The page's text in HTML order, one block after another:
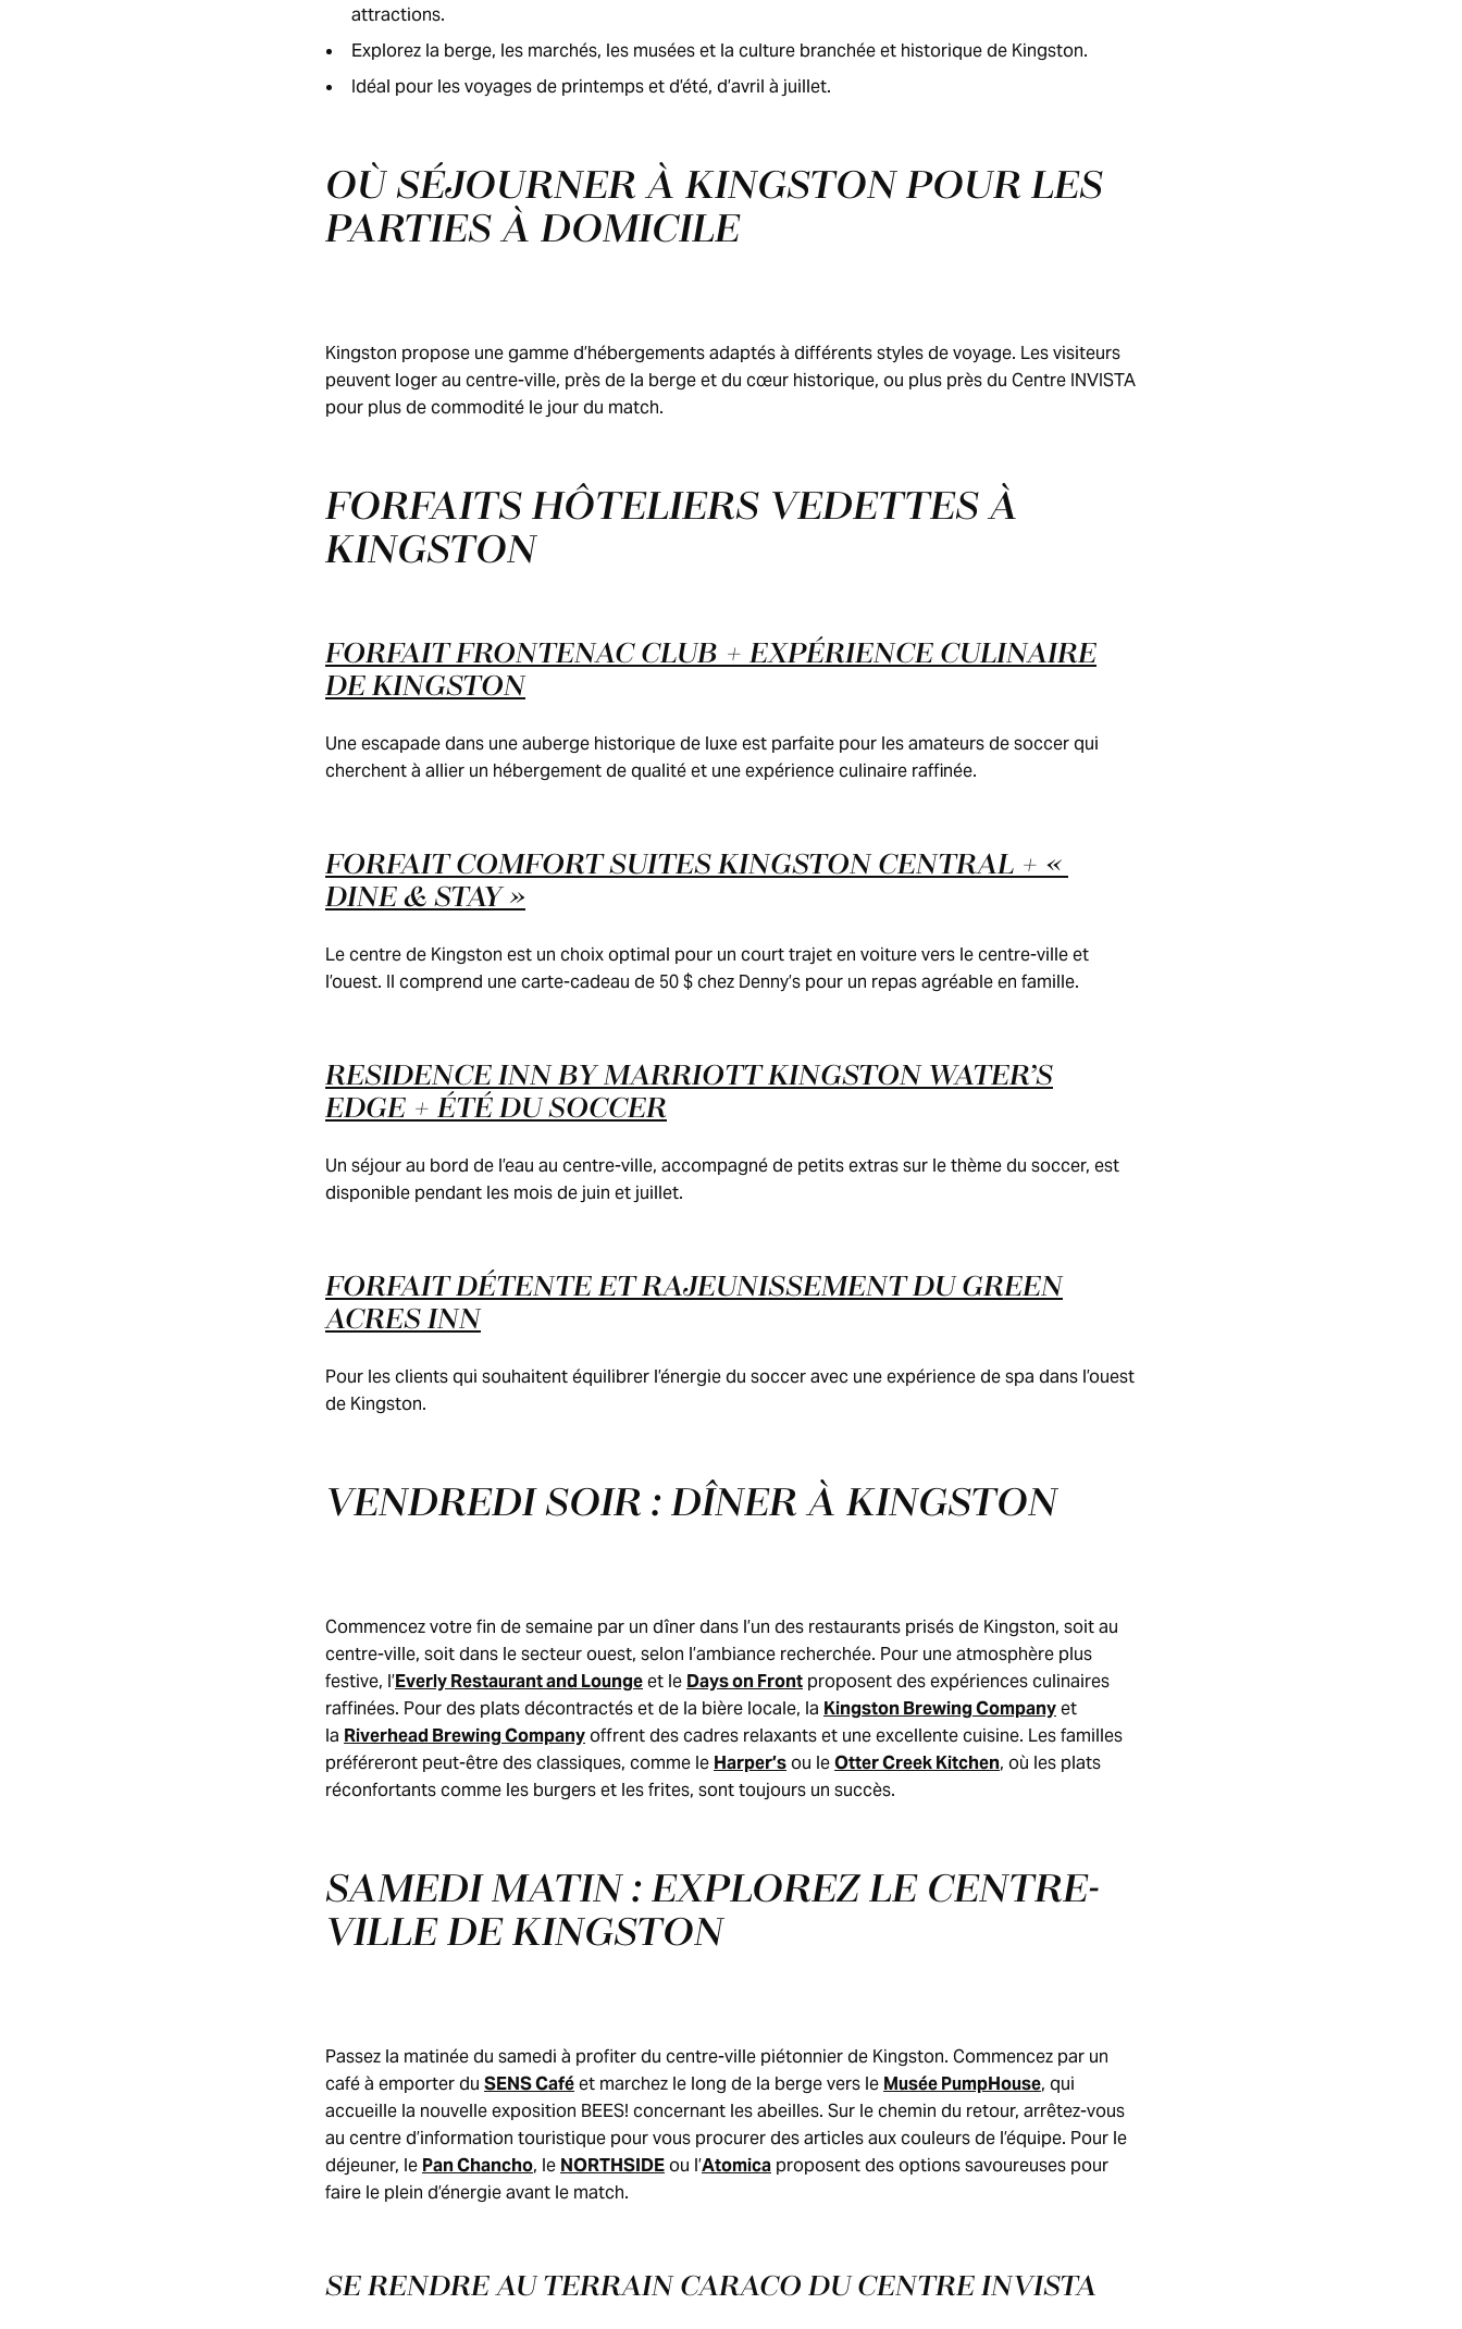
attractions.
Explorez la berge, les marchés, les musées et la culture branchée et historique de Kingston.
Idéal pour les voyages de printemps et d’été, d’avril à juillet.
OÙ SÉJOURNER À KINGSTON POUR LES
PARTIES À DOMICILE
Kingston propose une gamme d’hébergements adaptés à différents styles de voyage. Les visiteurs
peuvent loger au centre-ville, près de la berge et du cœur historique, ou plus près du Centre INVISTA
pour plus de commodité le jour du match.
FORFAITS HÔTELIERS VEDETTES À
KINGSTON
FORFAIT FRONTENAC CLUB + EXPÉRIENCE CULINAIRE
DE KINGSTON
Une escapade dans une auberge historique de luxe est parfaite pour les amateurs de soccer qui
cherchent à allier un hébergement de qualité et une expérience culinaire raffinée.
FORFAIT COMFORT SUITES KINGSTON CENTRAL + «
DINE & STAY »
Le centre de Kingston est un choix optimal pour un court trajet en voiture vers le centre-ville et
l’ouest. Il comprend une carte-cadeau de 50 $ chez Denny’s pour un repas agréable en famille.
RESIDENCE INN BY MARRIOTT KINGSTON WATER’S
EDGE + ÉTÉ DU SOCCER
Un séjour au bord de l’eau au centre-ville, accompagné de petits extras sur le thème du soccer, est
disponible pendant les mois de juin et juillet.
FORFAIT DÉTENTE ET RAJEUNISSEMENT DU GREEN
ACRES INN
Pour les clients qui souhaitent équilibrer l’énergie du soccer avec une expérience de spa dans l’ouest
de Kingston.
VENDREDI SOIR : DÎNER À KINGSTON
Commencez votre fin de semaine par un dîner dans l’un des restaurants prisés de Kingston, soit au
centre-ville, soit dans le secteur ouest, selon l’ambiance recherchée. Pour une atmosphère plus
festive, l’Everly Restaurant and Loungeet le Days on Front proposent des expériences culinaires
raffinées. Pour des plats décontractés et de la bière locale, la Kingston Brewing Companyet
la Riverhead Brewing Companyoffrent des cadres relaxants et une excellente cuisine. Les familles
préféreront peut-être des classiques, comme le Harper’sou leOtter Creek Kitchen, où les plats
réconfortants comme les burgers et les frites, sont toujours un succès.
SAMEDI MATIN : EXPLOREZ LE CENTRE-
VILLE DE KINGSTON
Passez la matinée du samedi à profiter du centre-ville piétonnier de Kingston. Commencez par un
café à emporter du SENS Caféet marchez le long de la berge vers le Musée PumpHouse, qui
accueille la nouvelle exposition BEES! concernant les abeilles. Sur le chemin du retour, arrêtez-vous
au centre d’information touristique pour vous procurer des articles aux couleurs de l’équipe. Pour le
déjeuner, le Pan Chancho, le NORTHSIDEou l’Atomica proposent des options savoureuses pour
faire le plein d’énergie avant le match.
SE RENDRE AU TERRAIN CARACO DU CENTRE INVISTA